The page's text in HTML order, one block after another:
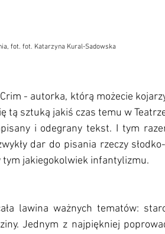
fot. fot. Katarzyna Kural-Sadowska
- autorka, którą możecie
tą sztuką jakiś czas temu w
i odegrany tekst. I tym
dar do pisania rzeczy
jakiegokolwiek infantylizmu.
lawina ważnych tematów:
Jednym z najpiękniej